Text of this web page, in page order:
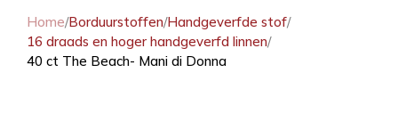
Home/Borduurstoffen/Handgeverfde stof/
16 draads en hoger handgeverfd linnen/
40 ct The Beach- Mani di Donna